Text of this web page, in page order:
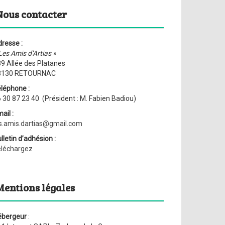
contacter
:
Amis d’Artias »
Allée des Platanes
RETOURNAC
:
30 87 23 40 (Président : M. Fabien Badiou)
:
d’adhésion :
légales
: